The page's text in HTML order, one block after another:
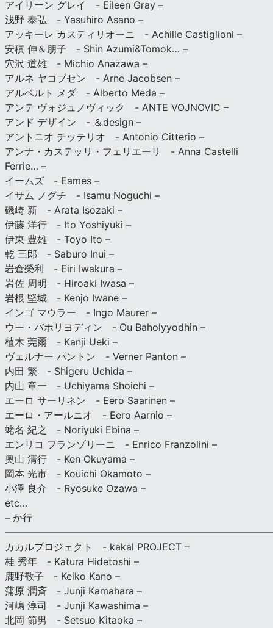
アイリーン グレイ - Eileen Gray –
浅野 泰弘 - Yasuhiro Asano –
アッキーレ カスティリオーニ - Achille Castiglioni –
安積 伸＆朋子 - Shin Azumi&Tomok… –
穴沢 道雄 - Michio Anazawa –
アルネ ヤコブセン - Arne Jacobsen –
アルベルト メダ - Alberto Meda –
アンテ ヴォジュノヴィック - ANTE VOJNOVIC –
アンド デザイン - ＆design –
アントニオ チッテリオ - Antonio Citterio –
アンナ・カステッリ・フェリエーリ - Anna Castelli
Ferrie… –
イームズ - Eames –
イサム ノグチ - Isamu Noguchi –
磯崎 新 - Arata Isozaki –
伊藤 洋行 - Ito Yoshiyuki –
伊東 豊雄 - Toyo Ito –
乾 三郎 - Saburo Inui –
岩倉榮利 - Eiri Iwakura –
岩佐 周明 - Hiroaki Iwasa –
岩根 堅城 - Kenjo Iwane –
インゴ マウラー - Ingo Maurer –
ウー・バホリヨディン - Ou Baholyyodhin –
植木 莞爾 - Kanji Ueki –
ヴェルナー パントン - Verner Panton –
内田 繁 - Shigeru Uchida –
内山 章一 - Uchiyama Shoichi –
エーロ サーリネン - Eero Saarinen –
エーロ・アールニオ - Eero Aarnio –
蛯名 紀之 - Noriyuki Ebina –
エンリコ フランゾリーニ - Enrico Franzolini –
奥山 清行 - Ken Okuyama –
岡本 光市 - Kouichi Okamoto –
小澤 良介 - Ryosuke Ozawa –
etc…
– か行
カカルプロジェクト - kakal PROJECT –
桂 秀年 - Katura Hidetoshi –
鹿野敬子 - Keiko Kano –
蒲原 潤斉 - Junji Kamahara –
河嶋 淳司 - Junji Kawashima –
北岡 節男 - Setsuo Kitaoka –